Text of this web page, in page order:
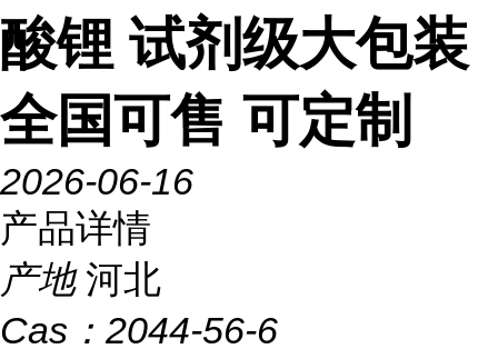
酸锂 试剂级大包装
全国可售 可定制
2026-06-16
产品详情
产地 河北
Cas： 2044-56-6